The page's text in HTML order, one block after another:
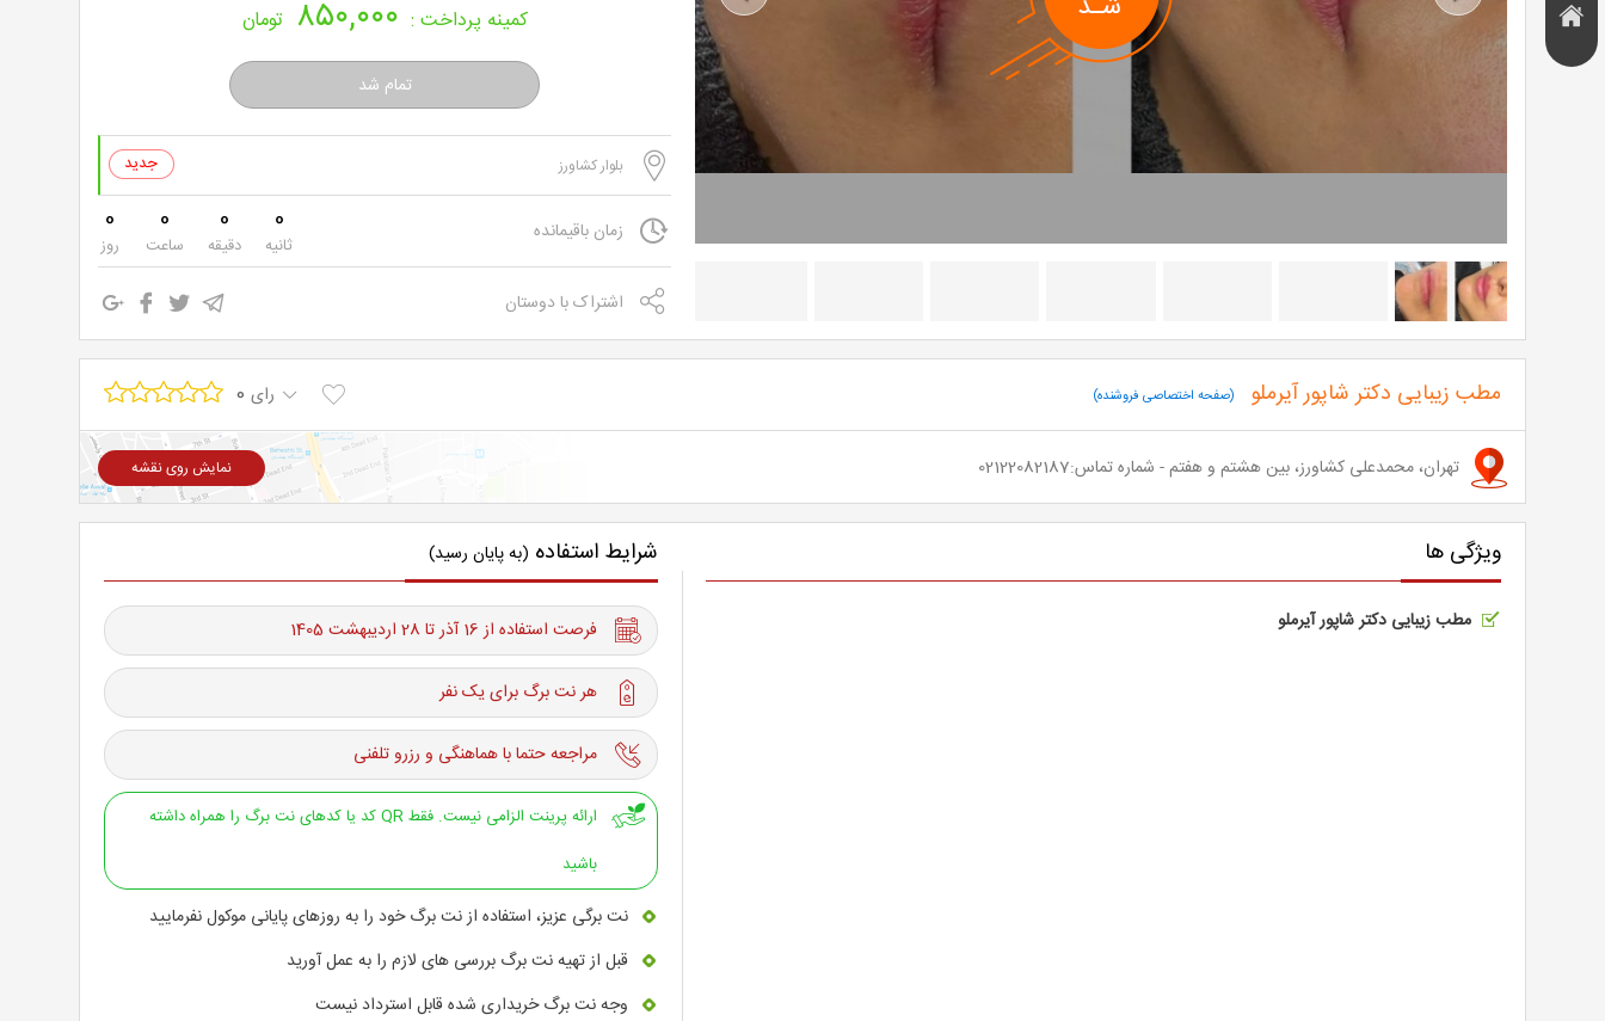
تخفیف
هتل و
اقامتگاه
کمینه پرداخت : ۸۵۰,۰۰۰ تومان
بلوار کشاورز
زمان باقیمانده 0
روز
0
ساعت
0
دقیقه
0
ثانیه
اشتراک با دوستان
مطب زیبایی دکتر شاپور آیرملو (صفحه اختصاصی فروشنده) رای 0
تهران، محمدعلی کشاورز، بین هشتم و هفتم - شماره تماس:02122082187 نمایش روی نقشه
ویژگی ها
مطب زیبایی دکتر شاپور آیرملو
شرایط استفاده (به پایان رسید)
فرصت استفاده از 16 آذر تا 28 اردیبهشت 1405
هر نت برگ برای یک نفر
مراجعه حتما با هماهنگی و رزرو تلفنی
ارائه پرینت الزامی نیست. فقط QR کد یا کدهای نت برگ را همراه داشته
باشید
نت برگی عزیز، استفاده از نت برگ خود را به روزهای پایانی موکول نفرمایید
قبل از تهیه نت برگ بررسی های لازم را به عمل آورید
وجه نت برگ خریداری شده قابل استرداد نیست